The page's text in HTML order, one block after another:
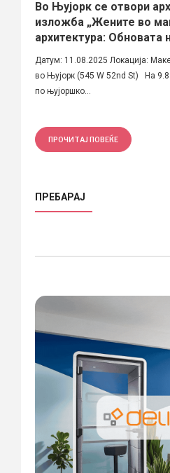
Во Њујорк се отвори
изложба „Жените во
архитектура: Обновата
Датум: 11.08.2025 Локација:
во Њујорк (545 W 52nd St) На
по њујоршко...
ПРОЧИТАЈ ПОВЕЌЕ
ПРЕБАРАЈ